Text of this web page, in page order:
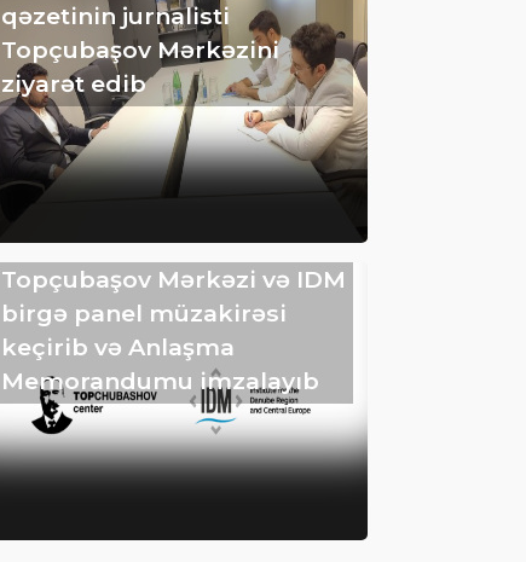
qəzetinin jurnalisti
Topçubaşov Mərkəzini
ziyarət edib
Topçubaşov Mərkəzi və IDM
birgə panel müzakirəsi
keçirib və Anlaşma
Memorandumu imzalayıb